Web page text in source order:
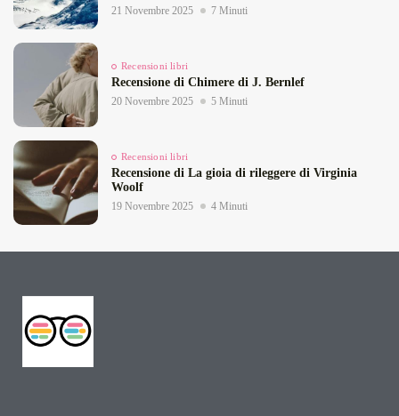
21 Novembre 2025 7 Minuti
Recensioni libri
Recensione di Chimere di J. Bernlef
20 Novembre 2025 5 Minuti
Recensioni libri
Recensione di La gioia di rileggere di Virginia
Woolf
19 Novembre 2025 4 Minuti